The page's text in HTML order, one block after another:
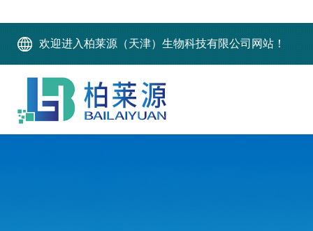
欢迎进入柏莱源（天津）生物科技有限公司网站！